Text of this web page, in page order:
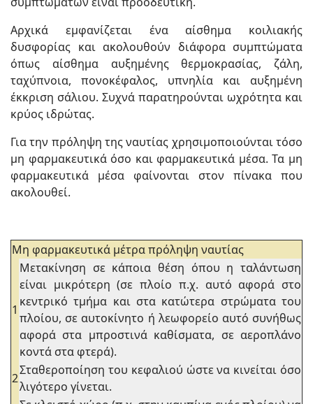
Αρχικά εμφανίζεται ένα αίσθημα κοιλιακής
δυσφορίας και ακολουθούν διάφορα συμπτώματα
όπως αίσθημα αυξημένης θερμοκρασίας, ζάλη,
ταχύπνοια, πονοκέφαλος, υπνηλία και αυξημένη
έκκριση σάλιου. Συχνά παρατηρούνται ωχρότητα και
κρύος ιδρώτας.
Για την πρόληψη της ναυτίας χρησιμοποιούνται τόσο
μη φαρμακευτικά όσο και φαρμακευτικά μέσα. Τα μη
φαρμακευτικά μέσα φαίνονται στον πίνακα που
ακολουθεί.
Μη φαρμακευτικά μέτρα πρόληψη ναυτίας
1
Μετακίνηση σε κάποια θέση όπου η ταλάντωση
είναι μικρότερη (σε πλοίο π.χ. αυτό αφορά στο
κεντρικό τμήμα και στα κατώτερα στρώματα του
πλοίου, σε αυτοκίνητο ή λεωφορείο αυτό συνήθως
αφορά στα μπροστινά καθίσματα, σε αεροπλάνο
κοντά στα φτερά).
2
Σταθεροποίηση του κεφαλιού ώστε να κινείται όσο
λιγότερο γίνεται.